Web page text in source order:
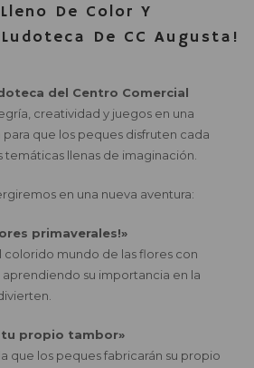
De Color Y
De CC Augusta!
del Centro Comercial
creatividad y juegos en una
que los peques disfruten cada
llenas de imaginación.
en una nueva aventura:
primaverales!»
colorido mundo de las flores con
, aprendiendo su importancia en la
tu propio tambor»
que los peques fabricarán su propio